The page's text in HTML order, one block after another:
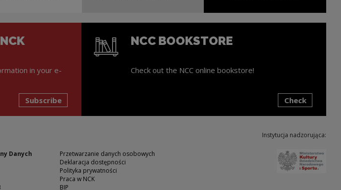
in your e-
Subscribe
NCC BOOKSTORE
Check out the NCC online bookstore!
Check
Danych
Przetwarzanie danych osobowych
Deklaracja dostępności
Polityka prywatności
Praca w NCK
BIP
Instytucja nadzorująca: